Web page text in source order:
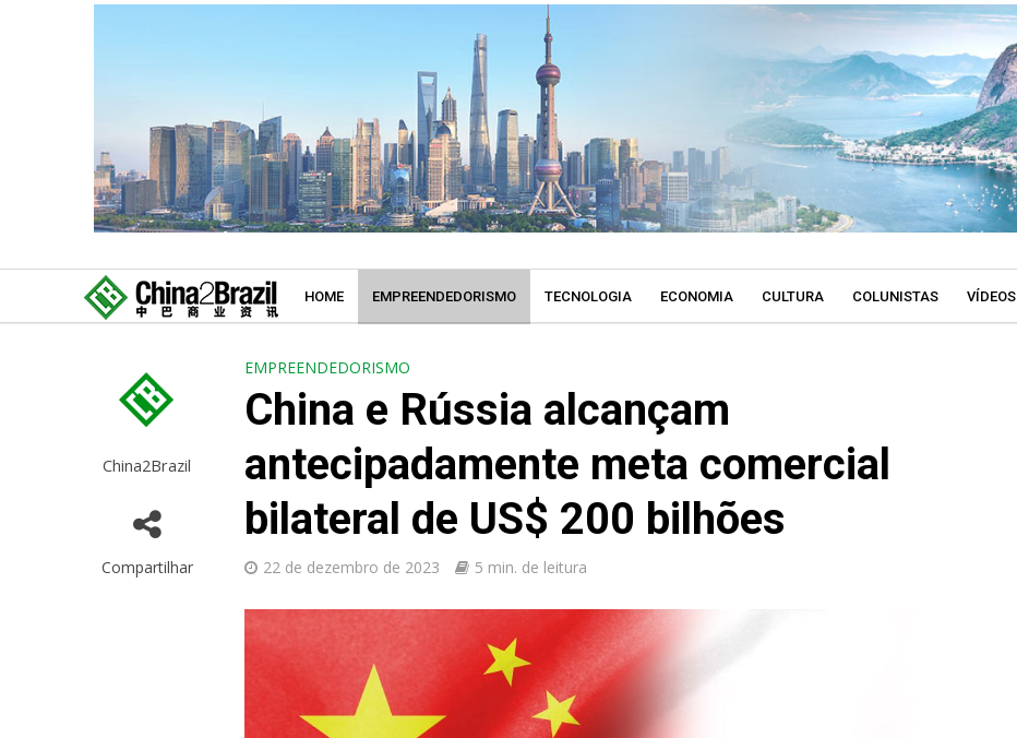
HOME EMPREENDEDORISMO TECNOLOGIA ECONOMIA CULTURA COLUNISTAS VÍDEOS
China2Brazil
Compartilhar
EMPREENDEDORISMO
China e Rússia alcançam
antecipadamente meta comercial
bilateral de US$ 200 bilhões
22 de dezembro de 2023 5 min. de leitura